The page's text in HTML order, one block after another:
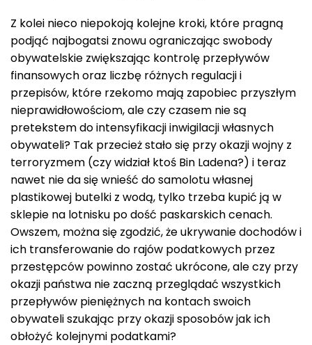
Z kolei nieco niepokoją kolejne kroki, które pragną
podjąć najbogatsi znowu ograniczając swobody
obywatelskie zwiększając kontrolę przepływów
finansowych oraz liczbę różnych regulacji i
przepisów, które rzekomo mają zapobiec przyszłym
nieprawidłowościom, ale czy czasem nie są
pretekstem do intensyfikacji inwigilacji własnych
obywateli? Tak przecież stało się przy okazji wojny z
terroryzmem (czy widział ktoś Bin Ladena?) i teraz
nawet nie da się wnieść do samolotu własnej
plastikowej butelki z wodą, tylko trzeba kupić ją w
sklepie na lotnisku po dość paskarskich cenach.
Owszem, można się zgodzić, że ukrywanie dochodów i
ich transferowanie do rajów podatkowych przez
przestępców powinno zostać ukrócone, ale czy przy
okazji państwa nie zaczną przeglądać wszystkich
przepływów pieniężnych na kontach swoich
obywateli szukając przy okazji sposobów jak ich
obłożyć kolejnymi podatkami?